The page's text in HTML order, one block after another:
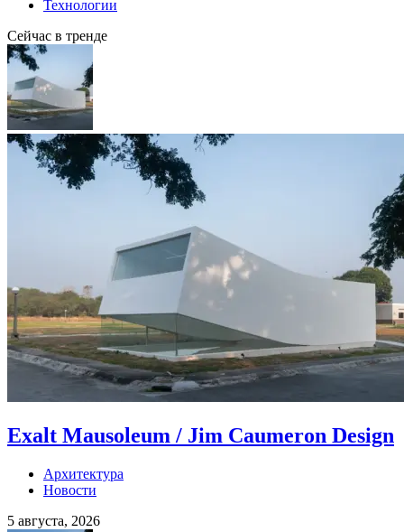
Технологии
Сейчас в тренде
Exalt Mausoleum / Jim Caumeron Design
Архитектура
Новости
5 августа, 2026